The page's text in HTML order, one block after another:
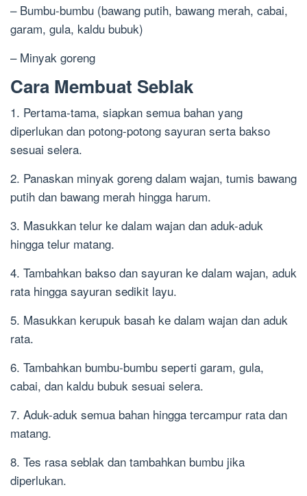
– Bumbu-bumbu (bawang putih, bawang merah, cabai,
garam, gula, kaldu bubuk)
– Minyak goreng
Cara Membuat Seblak
1. Pertama-tama, siapkan semua bahan yang
diperlukan dan potong-potong sayuran serta bakso
sesuai selera.
2. Panaskan minyak goreng dalam wajan, tumis bawang
putih dan bawang merah hingga harum.
3. Masukkan telur ke dalam wajan dan aduk-aduk
hingga telur matang.
4. Tambahkan bakso dan sayuran ke dalam wajan, aduk
rata hingga sayuran sedikit layu.
5. Masukkan kerupuk basah ke dalam wajan dan aduk
rata.
6. Tambahkan bumbu-bumbu seperti garam, gula,
cabai, dan kaldu bubuk sesuai selera.
7. Aduk-aduk semua bahan hingga tercampur rata dan
matang.
8. Tes rasa seblak dan tambahkan bumbu jika
diperlukan.